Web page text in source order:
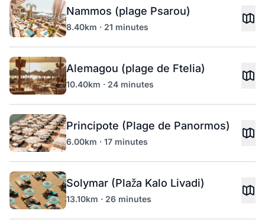
Nammos (plage Psarou)
8.40km · 21 minutes
Alemagou (plage de Ftelia)
10.40km · 24 minutes
Principote (Plage de Panormos)
6.00km · 17 minutes
Solymar (Plaža Kalo Livadi)
13.10km · 26 minutes